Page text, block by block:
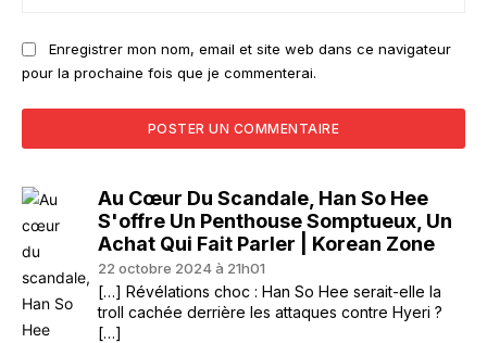
Au Cœur Du Scandale, Han So Hee
S'offre Un Penthouse Somptueux, Un
Achat Qui Fait Parler | Korean Zone
22 octobre 2024 à 21h01
[…] Révélations choc : Han So Hee serait-elle la
troll cachée derrière les attaques contre Hyeri ?
[…]
Enregistrer mon nom, email et site web dans ce navigateur
pour la prochaine fois que je commenterai.